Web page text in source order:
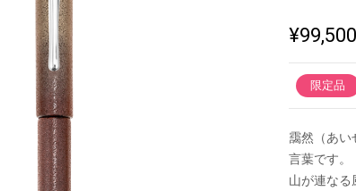
新製品一覧
¥99,500
限定品
靄然（あい
言葉です。
山が連なる